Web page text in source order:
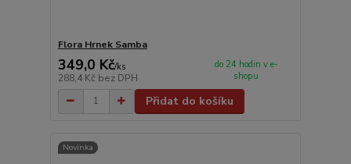
Flora Hrnek Samba
349,0 Kč/ks
288,4 Kč bez DPH
do 24 hodin v e-
shopu
Přidat do košíku
Novinka